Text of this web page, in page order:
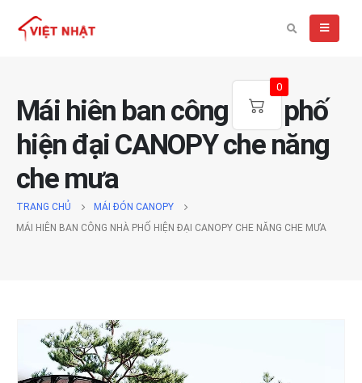
Mái hiên ban công nhà phố
hiện đại CANOPY che năng
che mưa
TRANG CHỦ
MÁI ĐÓN CANOPY
MÁI HIÊN BAN CÔNG NHÀ PHỐ HIỆN ĐẠI CANOPY CHE NĂNG CHE MƯA
0